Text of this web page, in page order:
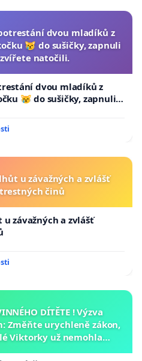
dvou mladíků z
😿 do sušičky, zapnuli
natočili.
dvou mladíků z
😿 do sušičky, zapnuli ji
u závažných a zvlášť
činů
závažných a zvlášť
DÍTĚTE ! Výzva
Změňte urychleně zákon,
Viktorky už nemohla